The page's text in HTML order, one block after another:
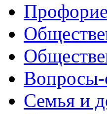
Вопросы-
Семья и